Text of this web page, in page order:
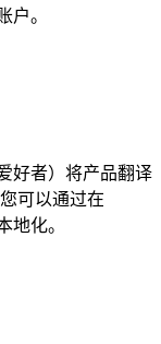
户。
好者）将产品翻译
可以通过在
地化。